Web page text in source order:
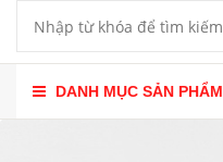
DANH MỤC SẢN PHẨM